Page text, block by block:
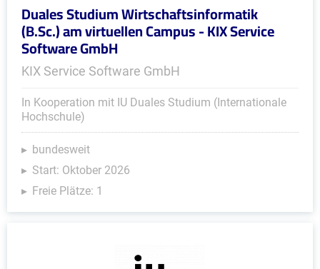
Duales Studium Wirtschaftsinformatik
(B.Sc.) am virtuellen Campus - KIX Service
Software GmbH
KIX Service Software GmbH
In Kooperation mit IU Duales Studium (Internationale
Hochschule)
bundesweit
Start: Oktober 2026
Freie Plätze: 1